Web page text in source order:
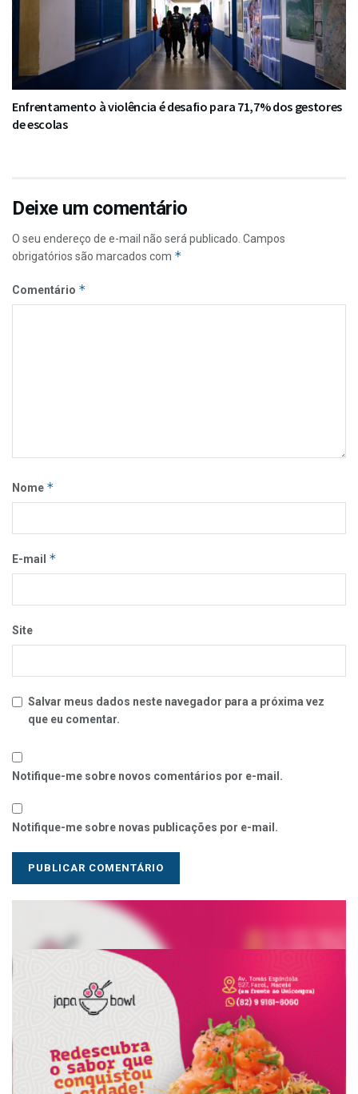
Enfrentamento à violência é desafio para 71,7% dos gestores
de escolas
Deixe um comentário
O seu endereço de e-mail não será publicado. Campos
obrigatórios são marcados com *
Comentário *
Nome *
E-mail *
Site
Salvar meus dados neste navegador para a próxima vez
que eu comentar.
Notifique-me sobre novos comentários por e-mail.
Notifique-me sobre novas publicações por e-mail.